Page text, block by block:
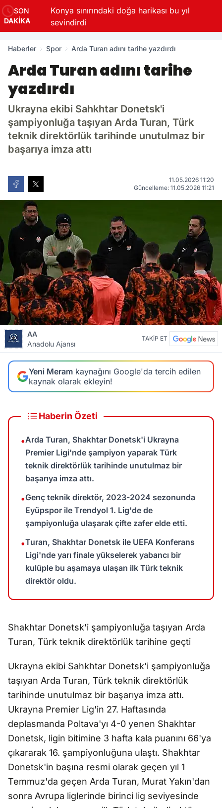
SON
DAKİKA
Konya sınırındaki doğa harikası bu yıl
sevindirdi
Haberler Spor Arda Turan adını tarihe yazdırdı
Arda Turan adını tarihe
yazdırdı
Ukrayna ekibi Sahkhtar Donetsk'i
şampiyonluğa taşıyan Arda Turan, Türk
teknik direktörlük tarihinde unutulmaz bir
başarıya imza attı
11.05.2026 11:20
Güncelleme: 11.05.2026 11:21
AA
Anadolu Ajansı
TAKİP ET
Yeni Meram kaynağını Google'da tercih edilen
kaynak olarak ekleyin!
Haberin Özeti
•Arda Turan, Shakhtar Donetsk'i Ukrayna
Premier Ligi'nde şampiyon yaparak Türk
teknik direktörlük tarihinde unutulmaz bir
başarıya imza attı.
•Genç teknik direktör, 2023-2024 sezonunda
Eyüpspor ile Trendyol 1. Lig'de de
şampiyonluğa ulaşarak çifte zafer elde etti.
•Turan, Shakhtar Donetsk ile UEFA Konferans
Ligi'nde yarı finale yükselerek yabancı bir
kulüple bu aşamaya ulaşan ilk Türk teknik
direktör oldu.
Shakhtar Donetsk'i şampiyonluğa taşıyan Arda
Turan, Türk teknik direktörlük tarihine geçti
Ukrayna ekibi Sahkhtar Donetsk'i şampiyonluğa
taşıyan Arda Turan, Türk teknik direktörlük
tarihinde unutulmaz bir başarıya imza attı.
Ukrayna Premier Lig'in 27. Haftasında
deplasmanda Poltava'yı 4-0 yenen Shakhtar
Donetsk, ligin bitimine 3 hafta kala puanını 66'ya
çıkararak 16. şampiyonluğuna ulaştı. Shakhtar
Donetsk'in başına resmi olarak geçen yıl 1
Temmuz'da geçen Arda Turan, Murat Yakın'dan
sonra Avrupa liglerinde birinci lig seviyesinde